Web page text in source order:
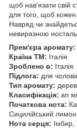
щоб нав'язати свій
для того, щоб кожен
Навряд чи
невиразною
Прем'єра аромату:
Країна ТМ: Італія
Зроблено в: Італія
Підлога: для
Тип аромату:
Класифікація: ап
Початкова нота:
Сицилійський лимон
Нота серця: Імбир,